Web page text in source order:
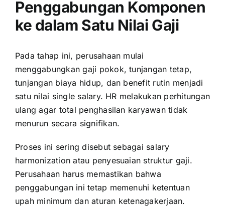
Penggabungan Komponen
ke dalam Satu Nilai Gaji
Pada tahap ini, perusahaan mulai
menggabungkan gaji pokok, tunjangan tetap,
tunjangan biaya hidup, dan benefit rutin menjadi
satu nilai single salary. HR melakukan perhitungan
ulang agar total penghasilan karyawan tidak
menurun secara signifikan.
Proses ini sering disebut sebagai salary
harmonization atau penyesuaian struktur gaji.
Perusahaan harus memastikan bahwa
penggabungan ini tetap memenuhi ketentuan
upah minimum dan aturan ketenagakerjaan.